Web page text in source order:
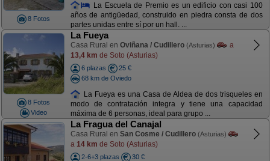
8 Fotos
La Escuela de Premio es un edificio con casi 100
años de antigüedad, construido en piedra consta de dos
partes unidas entre sí por un hall. ...
8 Fotos
Video
La Fueya
Casa Rural en Oviñana / Cudillero (Asturias)
a
13,4 km de Soto (Asturias)
6 plazas
25 €
68 km de Oviedo
La Fueya es una Casa de Aldea de dos trisqueles en
modo de contratación integra y tiene una capacidad
máxima de 6 personas, ideal para grupo ...
La Fragua del Canajal
Casa Rural en San Cosme / Cudillero (Asturias)
a 14 km de Soto (Asturias)
2-6+3 plazas
30 €